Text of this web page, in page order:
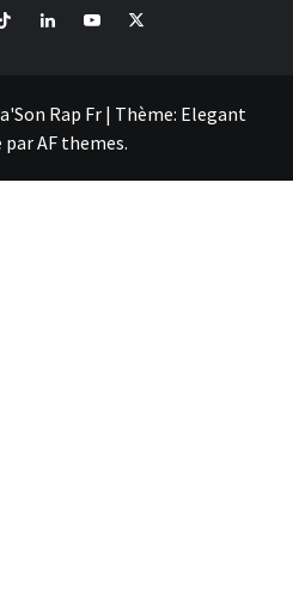
LinkedInYoutube
X
Rap Fr | Thème: Elegant
parAF themes.